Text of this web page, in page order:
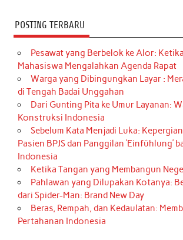
POSTING TERBARU
Pesawat yang Berbelok ke Alor:
Mahasiswa Mengalahkan Agenda Rapat
Warga yang Dibingungkan Layar :
di Tengah Badai Unggahan
Dari Gunting Pita ke Umur Layanan:
Konstruksi Indonesia
Sebelum Kata Menjadi Luka:
Pasien BPJS dan Panggilan ‘Einfühlung’
Indonesia
Ketika Tangan yang Membangun
Pahlawan yang Dilupakan Kotanya:
dari Spider-Man: Brand New Day
Beras, Rempah, dan Kedaulatan:
Pertahanan Indonesia